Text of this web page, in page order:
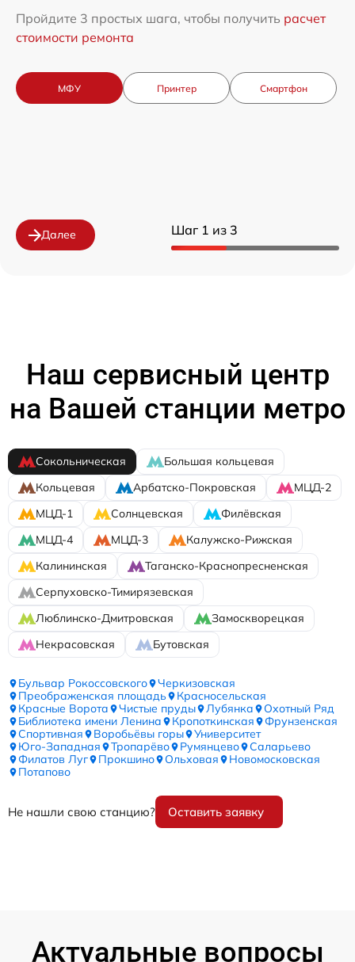
Шаг 1 из 3
Пройдите 3 простых шага, чтобы получить расчет
стоимости ремонта
МФУ Принтер Смартфон
Далее
Наш сервисный центр
на Вашей станции метро
Сокольническая
Большая кольцевая
Кольцевая
Арбатско-Покровская
МЦД-2
МЦД-1
Солнцевская
Филёвская
МЦД-4
МЦД-3
Калужско-Рижская
Калининская
Таганско-Краснопресненская
Серпуховско-Тимирязевская
Люблинско-Дмитровская
Замоскворецкая
Некрасовская
Бутовская
Бульвар Рокоссовского
Черкизовская
Преображенская площадь
Красносельская
Красные Ворота
Чистые пруды Лубянка
Охотный Ряд
Библиотека имени Ленина
Кропоткинская
Фрунзенская
Спортивная
Воробьёвы горы
Университет
Юго-Западная
Тропарёво Румянцево
Саларьево
Филатов Луг
Прокшино Ольховая
Новомосковская
Потапово
Не нашли свою станцию? Оставить заявку
Актуальные вопросы